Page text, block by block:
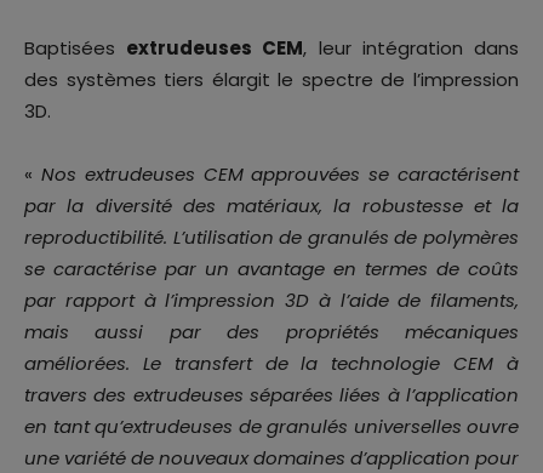
Baptisées extrudeuses CEM, leur intégration dans
des systèmes tiers élargit le spectre de l’impression
3D.
« Nos extrudeuses CEM approuvées se caractérisent
par la diversité des matériaux, la robustesse et la
reproductibilité. L’utilisation de granulés de polymères
se caractérise par un avantage en termes de coûts
par rapport à l’impression 3D à l’aide de filaments,
mais aussi par des propriétés mécaniques
améliorées. Le transfert de la technologie CEM à
travers des extrudeuses séparées liées à l’application
en tant qu’extrudeuses de granulés universelles ouvre
une variété de nouveaux domaines d’application pour